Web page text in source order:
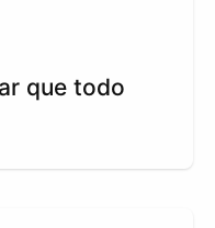
que todo